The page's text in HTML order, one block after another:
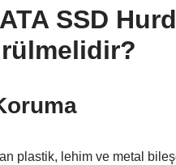
SSD
plastik, lehim ve metal